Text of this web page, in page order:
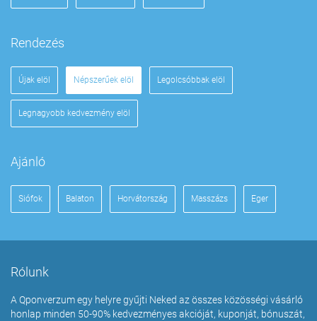
Rendezés
Újak elöl Népszerűek elöl Legolcsóbbak elöl
Legnagyobb kedvezmény elöl
Ajánló
Siófok Balaton Horvátország Masszázs Eger
Rólunk
A Qponverzum egy helyre gyűjti Neked az összes közösségi vásárló
honlap minden 50-90% kedvezményes akcióját, kuponját, bónuszát,